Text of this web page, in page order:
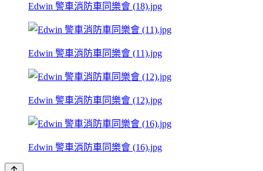
Edwin 警車消防車同樂會 (18).jpg
Edwin 警車消防車同樂會 (11).jpg
Edwin 警車消防車同樂會 (12).jpg
Edwin 警車消防車同樂會 (16).jpg